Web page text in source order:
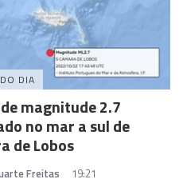
DIA
magnitude 2.7
no mar a sul de
de Lobos
Freitas 19:21